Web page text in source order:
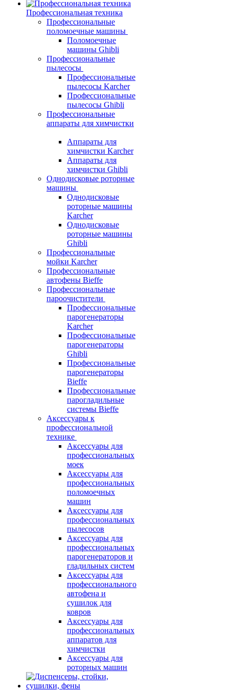
Профессиональная техника
Профессиональные
поломоечные машины
Поломоечные
машины Ghibli
Профессиональные
пылесосы
Профессиональные
пылесосы Karcher
Профессиональные
пылесосы Ghibli
Профессиональные
аппараты для химчистки
Аппараты для
химчистки Karcher
Аппараты для
химчистки Ghibli
Однодисковые роторные
машины
Однодисковые
роторные машины
Karcher
Однодисковые
роторные машины
Ghibli
Профессиональные
мойки Karcher
Профессиональные
автофены Bieffe
Профессиональные
пароочистители
Профессиональные
парогенераторы
Karcher
Профессиональные
парогенераторы
Ghibli
Профессиональные
парогенераторы
Bieffe
Профессиональные
парогладильные
системы Bieffe
Аксессуары к
профессиональной
технике
Аксессуары для
профессиональных
моек
Аксессуары для
профессиональных
поломоечных
машин
Аксессуары для
профессиональных
пылесосов
Аксессуары для
профессиональных
парогенераторов и
гладильных систем
Аксессуары для
профессионального
автофена и
сушилок для
ковров
Аксессуары для
профессиональных
аппаратов для
химчистки
Аксессуары для
роторных машин